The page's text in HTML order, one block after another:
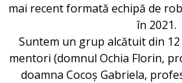
mai recent formată echipă de
în 2021.
Suntem un grup alcătuit din
mentori (domnul Ochia Florin,
doamna Cocoș Gabriela,